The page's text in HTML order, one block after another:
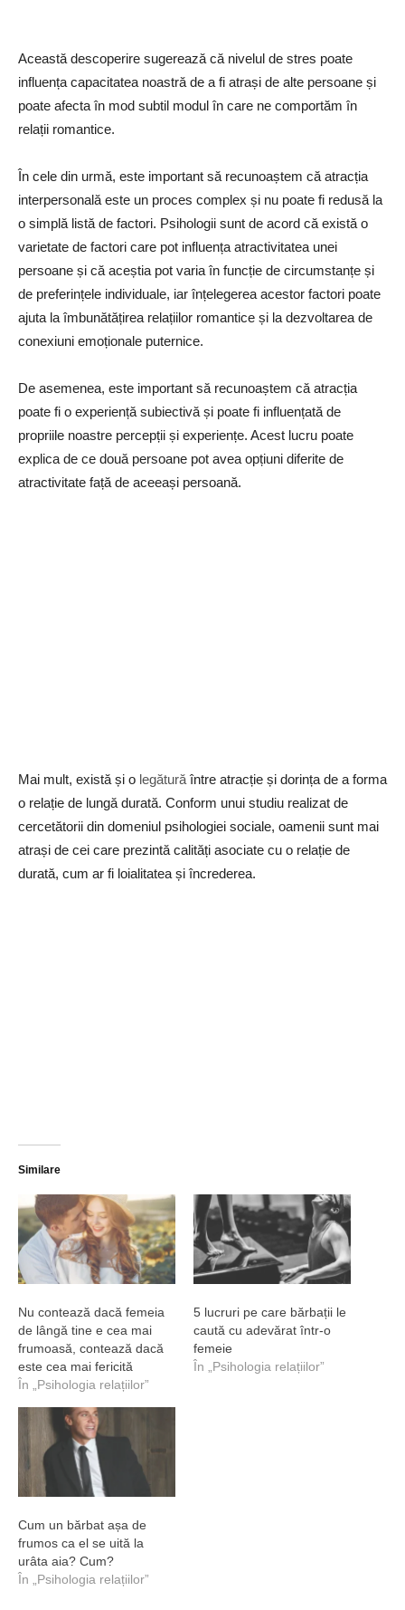
Această descoperire sugerează că nivelul de stres poate
influența capacitatea noastră de a fi atrași de alte persoane și
poate afecta în mod subtil modul în care ne comportăm în
relații romantice.
În cele din urmă, este important să recunoaștem că atracția
interpersonală este un proces complex și nu poate fi redusă la
o simplă listă de factori. Psihologii sunt de acord că există o
varietate de factori care pot influența atractivitatea unei
persoane și că aceștia pot varia în funcție de circumstanțe și
de preferințele individuale, iar înțelegerea acestor factori poate
ajuta la îmbunătățirea relațiilor romantice și la dezvoltarea de
conexiuni emoționale puternice.
De asemenea, este important să recunoaștem că atracția
poate fi o experiență subiectivă și poate fi influențată de
propriile noastre percepții și experiențe. Acest lucru poate
explica de ce două persoane pot avea opțiuni diferite de
atractivitate față de aceeași persoană.
Mai mult, există și o legătură între atracție și dorința de a forma
o relație de lungă durată. Conform unui studiu realizat de
cercetătorii din domeniul psihologiei sociale, oamenii sunt mai
atrași de cei care prezintă calități asociate cu o relație de
durată, cum ar fi loialitatea și încrederea.
Similare
Nu contează dacă femeia
de lângă tine e cea mai
frumoasă, contează dacă
este cea mai fericită
În „Psihologia relațiilor”
5 lucruri pe care bărbații le
caută cu adevărat într-o
femeie
În „Psihologia relațiilor”
Cum un bărbat așa de
frumos ca el se uită la
urâta aia? Cum?
În „Psihologia relațiilor”